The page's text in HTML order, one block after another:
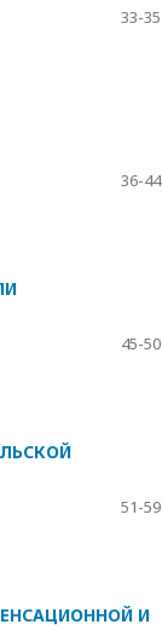
33-35
36-44
45-50
51-59
И